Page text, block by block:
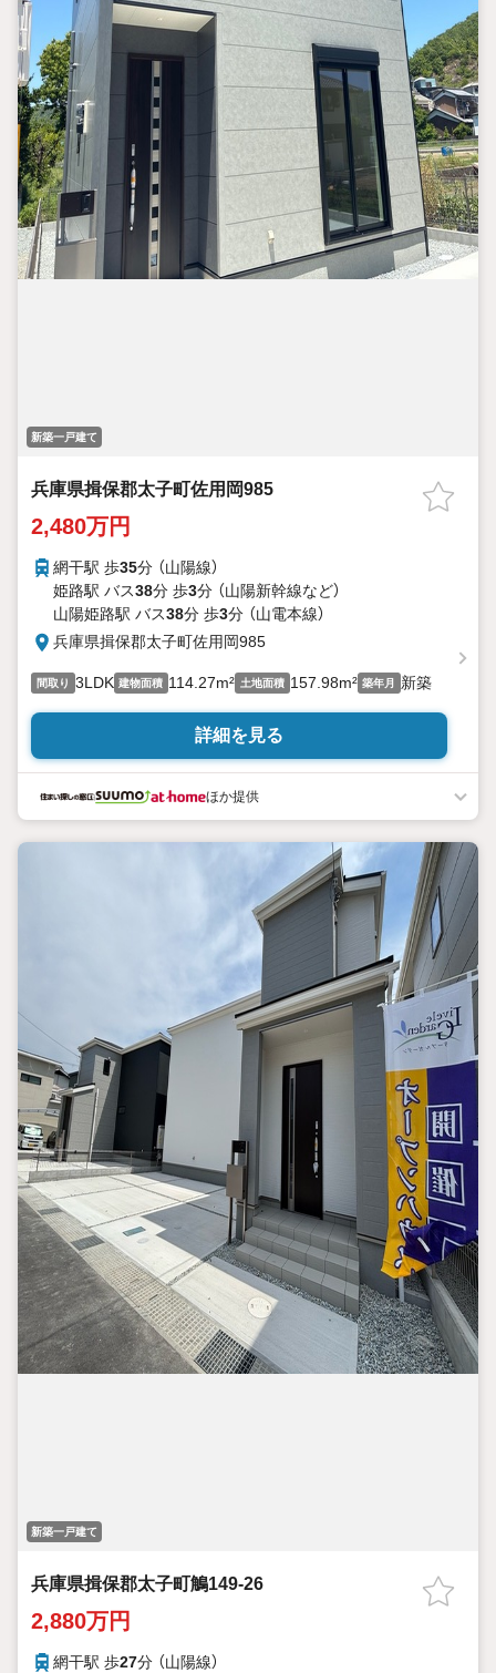
フォームプランナーがご提案！
5.定期的にご連絡を繋ぎ、有事の際に迅速にサポートいたします
弊社は専門家同士が連携をとっているため、より多くの知見がご
ざいます。
お気軽にお問合せください！
新築一戸建て
兵庫県揖保郡太子町佐用岡985
2,480万円
網干駅 歩35分 （山陽線）
姫路駅 バス38分 歩3分 （山陽新幹線など）
山陽姫路駅 バス38分 歩3分 （山電本線）
兵庫県揖保郡太子町佐用岡985
間取り 3LDK 建物面積 114.27m² 土地面積 157.98m² 築年月 新築
詳細を見る
ほか提供
新築一戸建て
兵庫県揖保郡太子町鵤149-26
2,880万円
網干駅 歩27分 （山陽線）